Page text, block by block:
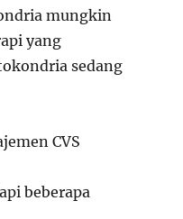
mungkin
yang
sedang
CVS
beberapa